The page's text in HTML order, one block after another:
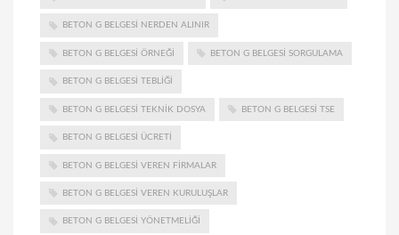
BETON G BELGESI NERDEN ALINIR
BETON G BELGESI ÖRNEĞI BETON G BELGESI SORGULAMA
BETON G BELGESI TEBLIĞI
BETON G BELGESI TEKNIK DOSYA BETON G BELGESI TSE
BETON G BELGESI ÜCRETI
BETON G BELGESI VEREN FIRMALAR
BETON G BELGESI VEREN KURULUŞLAR
BETON G BELGESI YÖNETMELIĞI